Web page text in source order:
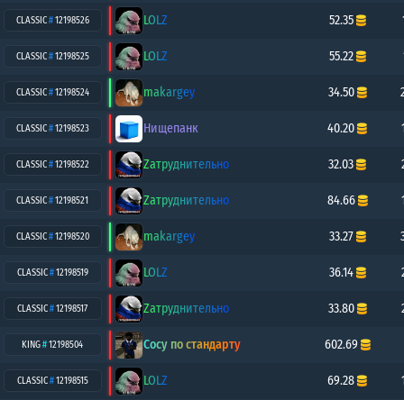
CLASSIC#12198526 LOLZ 52.35
CLASSIC#12198525 LOLZ 55.22
CLASSIC#12198524 makargey 34.50
CLASSIC#12198523 Нищепанк 40.20
CLASSIC#12198522 Zатруднительно 32.03
CLASSIC#12198521 Zатруднительно 84.66
CLASSIC#12198520 makargey 33.27
CLASSIC#12198519 LOLZ 36.14
CLASSIC#12198517 Zатруднительно 33.80
KING#12198504 Сосу по стандарту 602.69
CLASSIC#12198515 LOLZ 69.28